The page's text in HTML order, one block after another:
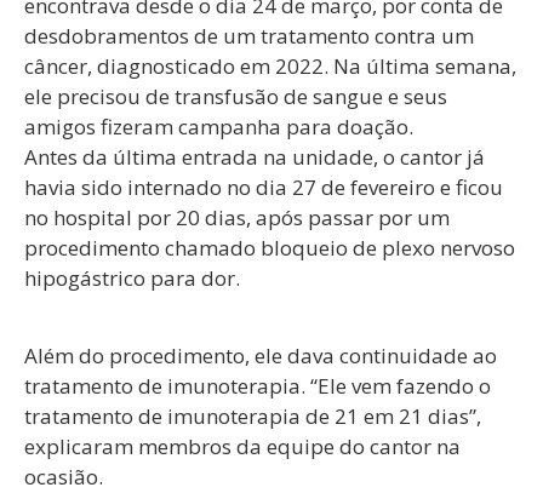
desdobramentos de um tratamento contra um
câncer, diagnosticado em 2022. Na última semana,
ele precisou de transfusão de sangue e seus
amigos fizeram campanha para doação.
Antes da última entrada na unidade, o cantor já
havia sido internado no dia 27 de fevereiro e ficou
no hospital por 20 dias, após passar por um
procedimento chamado bloqueio de plexo nervoso
hipogástrico para dor.
Além do procedimento, ele dava continuidade ao
tratamento de imunoterapia. “Ele vem fazendo o
tratamento de imunoterapia de 21 em 21 dias”,
explicaram membros da equipe do cantor na
ocasião.